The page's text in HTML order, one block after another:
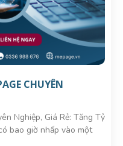
CHUYÊN
Nghiệp, Giá Rẻ: Tăng Tỷ
bao giờ nhấp vào một